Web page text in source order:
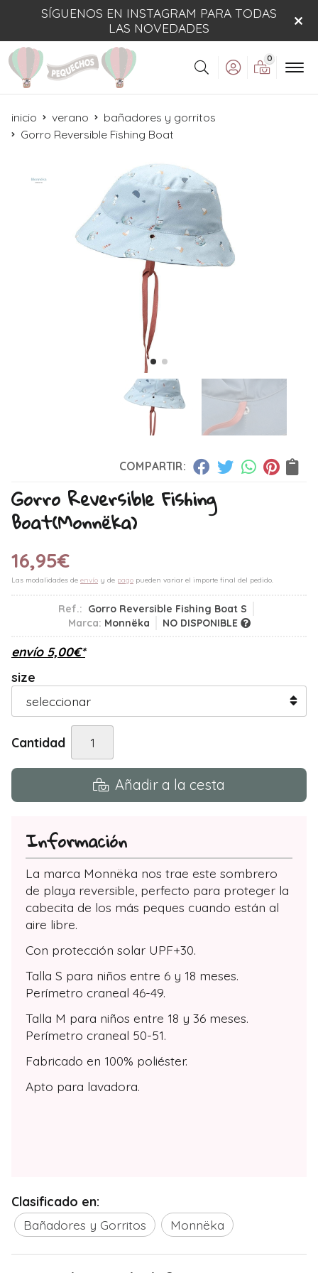
SÍGUENOS EN INSTAGRAM PARA TODAS
LAS NOVEDADES
Buscar
0
inicio verano
bañadores y gorritos
Gorro Reversible Fishing Boat
COMPARTIR:
Gorro Reversible Fishing
Boat(Monnëka)
16,95€
Las modalidades de envío y de pago pueden variar el importe final del pedido.
Ref.: Gorro Reversible Fishing Boat S
Marca: Monnëka NO DISPONIBLE
envío 5,00€*
size
Cantidad
Añadir a la cesta
Información
La marca Monnëka nos trae este sombrero
de playa reversible, perfecto para proteger la
cabecita de los más peques cuando están al
aire libre.
Con protección solar UPF+30.
Talla S para niños entre 6 y 18 meses.
Perímetro craneal 46-49.
Talla M para niños entre 18 y 36 meses.
Perímetro craneal 50-51.
Fabricado en 100% poliéster.
Apto para lavadora.
Clasificado en:
Bañadores y Gorritos
Monnëka